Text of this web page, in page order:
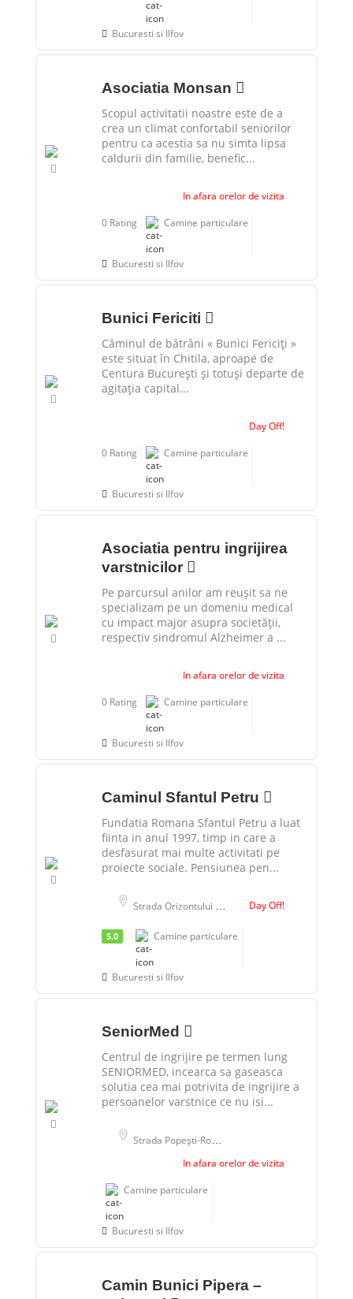
Bucuresti si Ilfov
Asociatia Monsan
Scopul activitatii noastre este de a
crea un climat confortabil seniorilor
pentru ca acestia sa nu simta lipsa
caldurii din familie, benefic...
In afara orelor de vizita
0 Rating
Camine particulare
Bucuresti si Ilfov
Bunici Fericiti
Căminul de bătrâni « Bunici Fericiți »
este situat în Chitila, aproape de
Centura București și totuși departe de
agitația capital...
Day Off!
0 Rating
Camine particulare
Bucuresti si Ilfov
Asociatia pentru ingrijirea
varstnicilor
Pe parcursul anilor am reușit sa ne
specializam pe un domeniu medical
cu impact major asupra societății,
respectiv sindromul Alzheimer a ...
In afara orelor de vizita
0 Rating
Camine particulare
Bucuresti si Ilfov
Caminul Sfantul Petru
Fundatia Romana Sfantul Petru a luat
fiinta in anul 1997, timp in care a
desfasurat mai multe activitati pe
proiecte sociale. Pensiunea pen...
Strada Orizontului 48, Popești-Leordeni, Romania Day Off!
5.0 Camine particulare
Bucuresti si Ilfov
SeniorMed
Centrul de ingrijire pe termen lung
SENIORMED, incearca sa gaseasca
solutia cea mai potrivita de ingrijire a
persoanelor varstnice ce nu isi...
Strada Popeşti-Romani 66, Popesti-Leordeni, Romania
In afara orelor de vizita
Camine particulare
Bucuresti si Ilfov
Camin Bunici Pipera –